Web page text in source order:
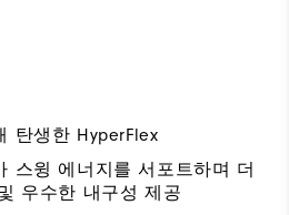
탄생한 HyperFlex
스윙 에너지를 서포트하며 더
우수한 내구성 제공